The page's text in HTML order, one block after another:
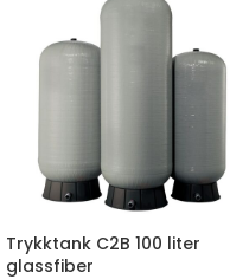
Trykktank C2B 100 liter
glassfiber